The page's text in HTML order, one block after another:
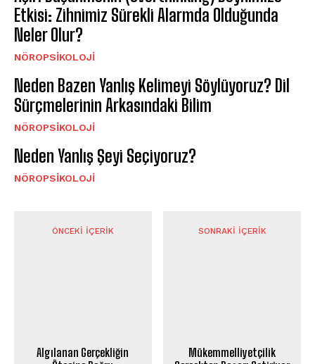
Etkisi: Zihnimiz Sürekli Alarmda Olduğunda
Neler Olur?
NÖROPSIKOLOJI
Neden Bazen Yanlış Kelimeyi Söylüyoruz? Dil
Sürçmelerinin Arkasındaki Bilim
NÖROPSIKOLOJI
Neden Yanlış Şeyi Seçiyoruz?
NÖROPSIKOLOJI
ÖNCEKI İÇERIK
Algılanan Gerçekliğin
SONRAKI İÇERIK
Mükemmelliyetçilik